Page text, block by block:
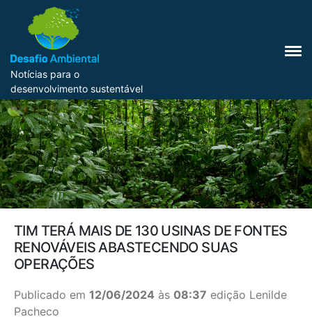
Notícias para o
desenvolvimento sustentável
TIM TERÁ MAIS DE 130 USINAS DE FONTES
RENOVÁVEIS ABASTECENDO SUAS
OPERAÇÕES
Publicado em 12/06/2024 às 08:37 edição Lenilde
Pacheco